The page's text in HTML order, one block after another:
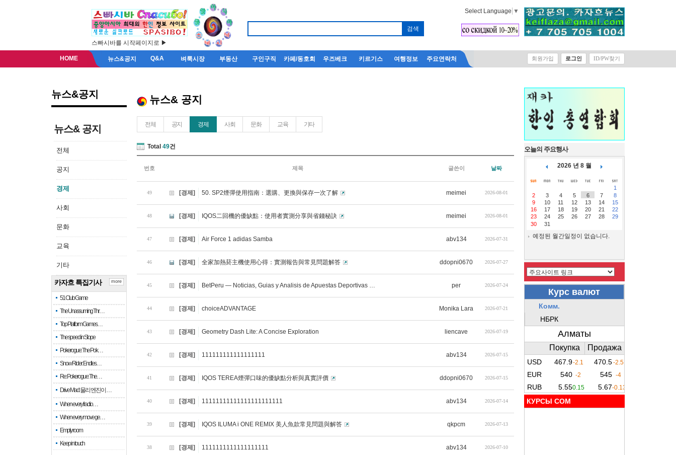
스빠시바를 시작페이지로 ▶
Select Language ▼
HOME 뉴스&공지 Q&A 벼룩시장 부동산 구인구직 카페/동호회 우즈베크 키르기스 여행정보 주요연락처 회원가입 로그인 ID/PW찾기
뉴스&공지
뉴스& 공지
전체
공지
경제
사회
문화
교육
기타
카자흐 특집기사
51 Club Game
The Unassuming Thr…
Top Platform Games…
The speed in Slope
Pokerogue: The Pok…
Snow Rider: Endles…
Re: Pokerogue: The…
Drive Mad: 물리 엔진이 …
When every fractio…
When every move ge…
Empty room
Keep in touch
more
뉴스& 공지
전체 공지 경제 사회 문화 교육 기타
Total 49건
번호 제목 글쓴이 날짜
49 [경제] 50. SP2煙彈使用指南：選購、更換與保存一次了解 meimei 2026-08-01
48 [경제] IQOS二回機的優缺點：使用者實測分享與省錢秘訣 meimei 2026-08-01
47 [경제] Air Force 1 adidas Samba abv134 2026-07-31
46 [경제] 全家加熱菸主機使用心得：實測報告與常見問題解答 ddopni0670 2026-07-27
45 [경제] BetPeru — Noticias, Guias y Analisis de Apuestas Deportivas … per 2026-07-24
44 [경제] choiceADVANTAGE Monika Lara 2026-07-21
43 [경제] Geometry Dash Lite: A Concise Exploration liencave 2026-07-19
42 [경제] 111111111111111111 abv134 2026-07-15
41 [경제] IQOS TEREA煙彈口味的優缺點分析與真實評價 ddopni0670 2026-07-15
40 [경제] 11111111111111111111111 abv134 2026-07-14
39 [경제] IQOS ILUMA i ONE REMIX 美人魚款常見問題與解答 qkpcm 2026-07-13
38 [경제] 1111111111111111111 abv134 2026-07-10
오늘의 주요행사
2026 년 8 월
1
2
3 4 5 6 7
8
9
10 11 12 13 14
15
16
17 18 19 20 21
22
23
24 25 26 27 28
29
30
31
예정된 월간일정이 없습니다.
КУРСЫ COM